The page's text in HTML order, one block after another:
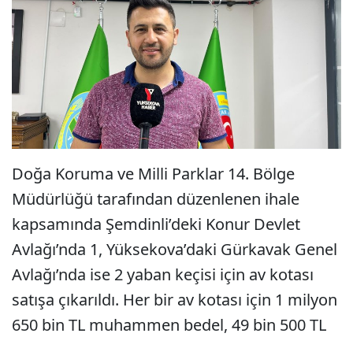
Doğa Koruma ve Milli Parklar 14. Bölge
Müdürlüğü tarafından düzenlenen ihale
kapsamında Şemdinli’deki Konur Devlet
Avlağı’nda 1, Yüksekova’daki Gürkavak Genel
Avlağı’nda ise 2 yaban keçisi için av kotası
satışa çıkarıldı. Her bir av kotası için 1 milyon
650 bin TL muhammen bedel, 49 bin 500 TL